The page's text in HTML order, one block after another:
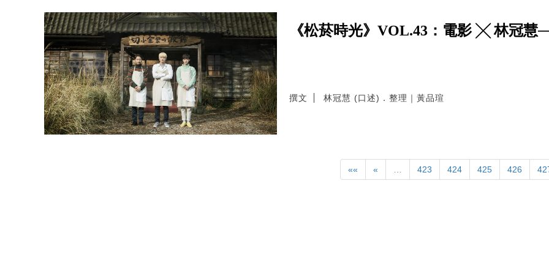
《松菸時光》VOL.43：電影 ╳ 林冠慧
撰文 林冠慧 (口述)．整理｜黃品瑄
«« « … 423 424 425 426